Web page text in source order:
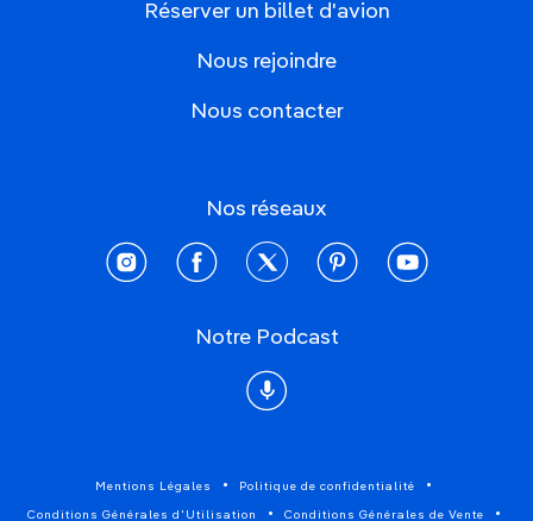
Réserver un billet d'avion
Nous rejoindre
Nous contacter
Nos réseaux
instagramfacebooktwitter pinterestyoutube
Notre Podcast
Podcast
Mentions Légales Politique de confidentialité
Conditions Générales d'Utilisation Conditions Générales de Vente